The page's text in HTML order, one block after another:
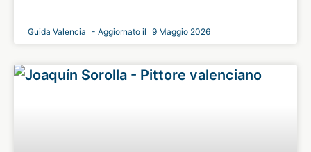
Guida Valencia 9 Maggio 2026